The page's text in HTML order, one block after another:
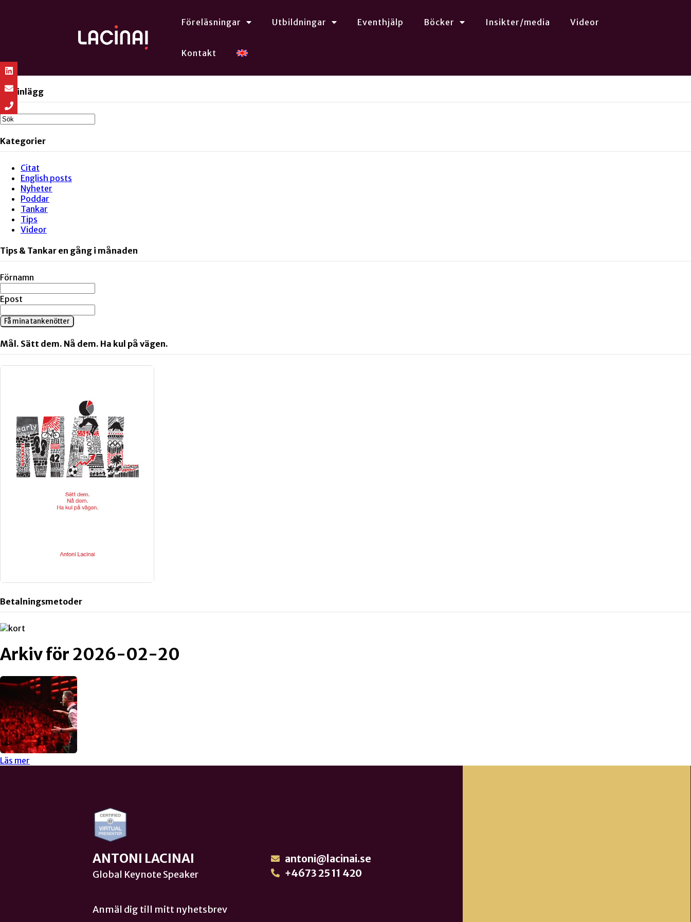
Föreläsningar Utbildningar Eventhjälp Böcker Insikter/media Videor
Kontakt
Sök inlägg
Kategorier
Citat
English posts
Nyheter
Poddar
Tankar
Tips
Videor
Tips & Tankar en gång i månaden
Förnamn
Epost
Få mina tankenötter
Mål. Sätt dem. Nå dem. Ha kul på vägen.
Betalningsmetoder
Arkiv för 2026-02-20
Läs mer
ANTONI LACINAI
Global Keynote Speaker
antoni@lacinai.se
+4673 25 11 420
Anmäl dig till mitt nyhetsbrev